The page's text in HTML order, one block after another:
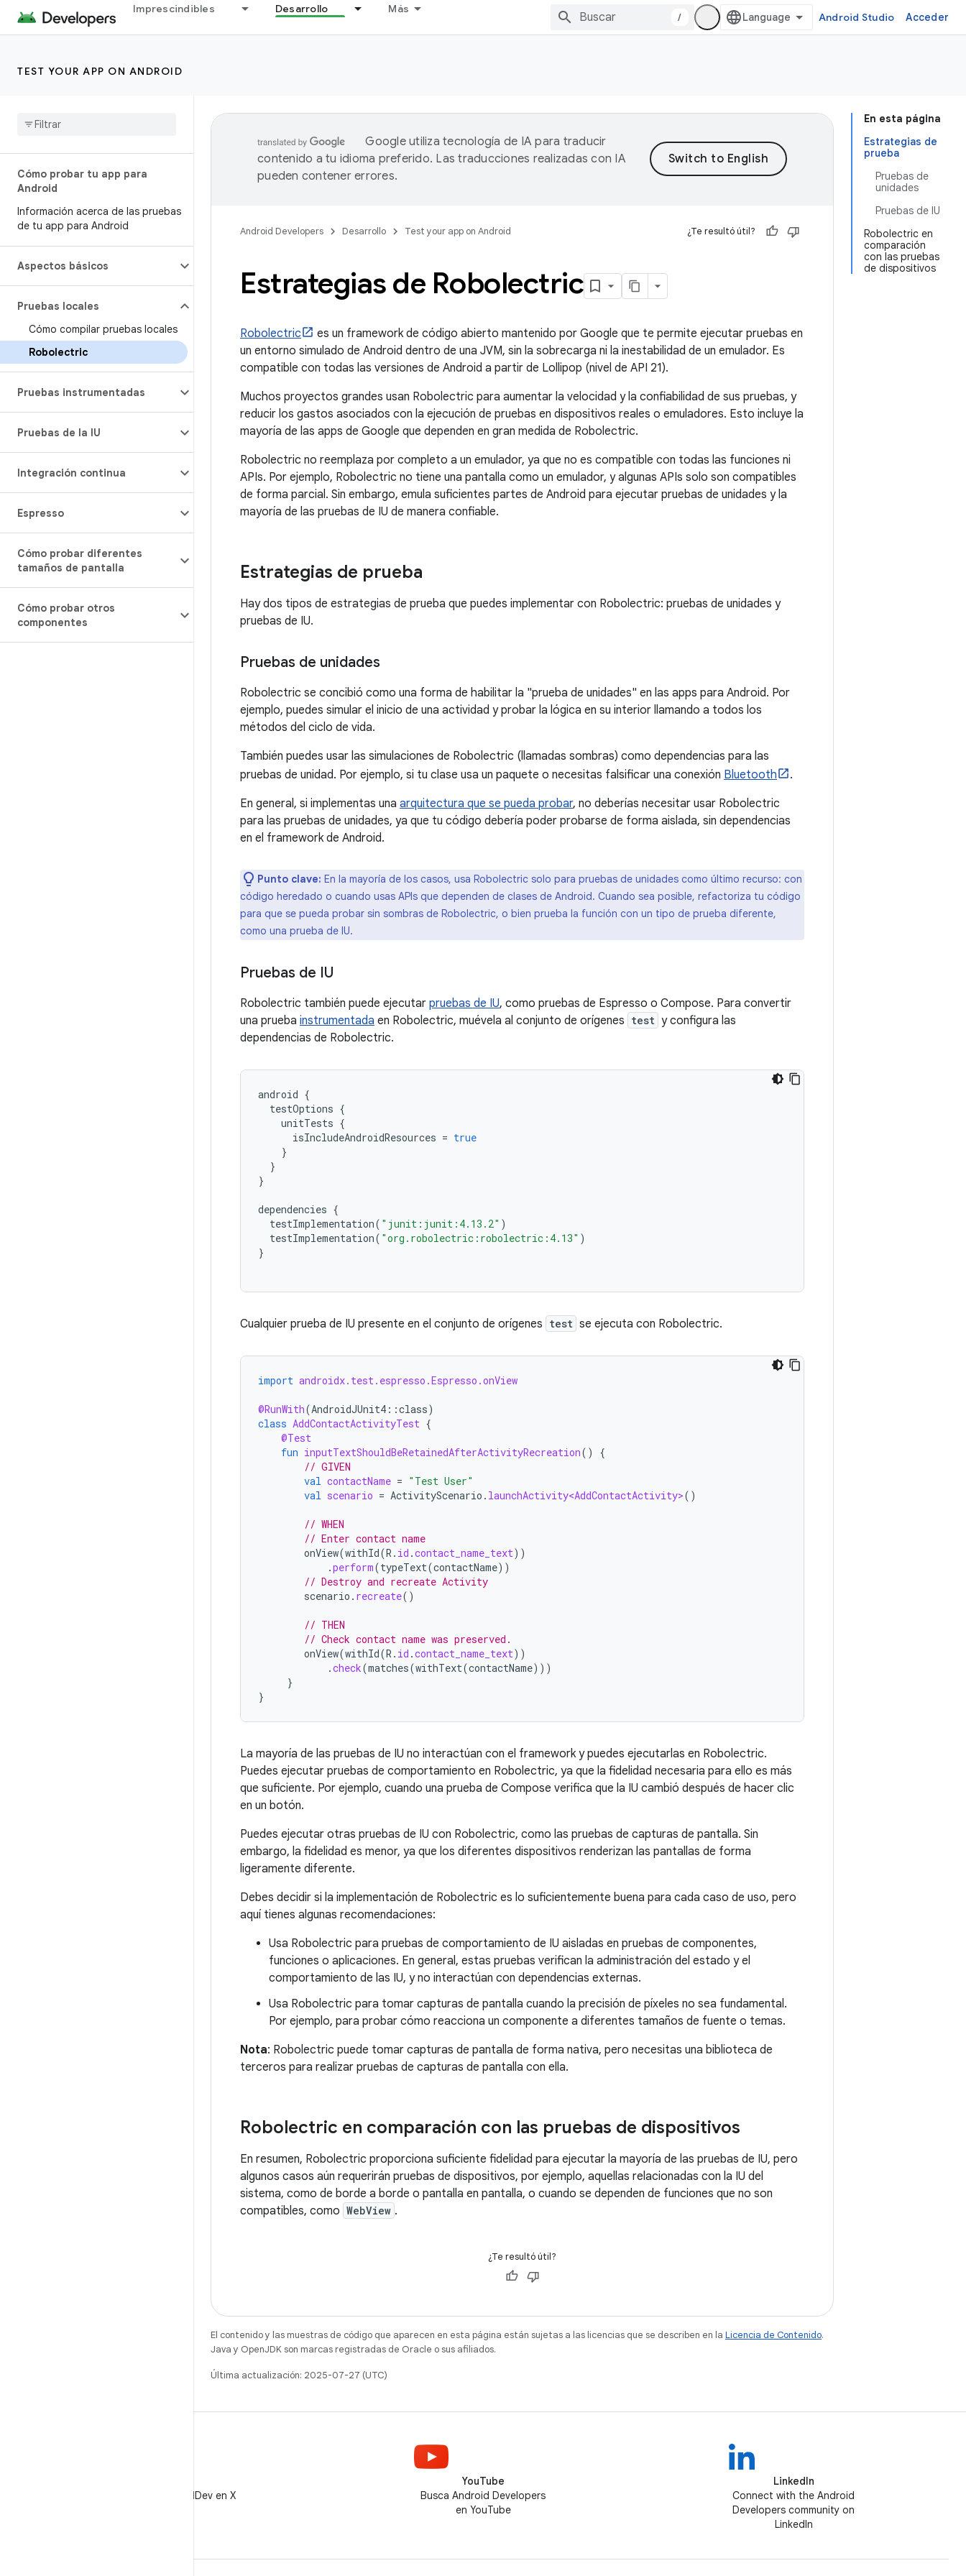
Imprescindibles Desarrollo Más
/ Android Studio Acceder
TEST YOUR APP ON ANDROID
Cómo probar tu app para
Android
Información acerca de las pruebas
de tu app para Android
Aspectos básicos
Pruebas locales
Cómo compilar pruebas locales
Robolectric
Pruebas instrumentadas
Pruebas de la IU
Integración continua
Espresso
Cómo probar diferentes
tamaños de pantalla
Cómo probar otros
componentes
En esta página
Estrategias de
prueba
Pruebas de
unidades
Pruebas de IU
Robolectric en
comparación
con las pruebas
de dispositivos
Google utiliza tecnología de IA para traducir
contenido a tu idioma preferido. Las traducciones realizadas con IA
pueden contener errores.
Android Developers Desarrollo Test your app on Android ¿Te resultó útil?
Estrategias de Robolectric
Robolectric
es un framework de código abierto mantenido por Google que te permite ejecutar pruebas en
un entorno simulado de Android dentro de una JVM, sin la sobrecarga ni la inestabilidad de un emulador. Es
compatible con todas las versiones de Android a partir de Lollipop (nivel de API 21).
Muchos proyectos grandes usan Robolectric para aumentar la velocidad y la confiabilidad de sus pruebas, y
reducir los gastos asociados con la ejecución de pruebas en dispositivos reales o emuladores. Esto incluye la
mayoría de las apps de Google que dependen en gran medida de Robolectric.
Robolectric no reemplaza por completo a un emulador, ya que no es compatible con todas las funciones ni
APIs. Por ejemplo, Robolectric no tiene una pantalla como un emulador, y algunas APIs solo son compatibles
de forma parcial. Sin embargo, emula suficientes partes de Android para ejecutar pruebas de unidades y la
mayoría de las pruebas de IU de manera confiable.
Estrategias de prueba
Hay dos tipos de estrategias de prueba que puedes implementar con Robolectric: pruebas de unidades y
pruebas de IU.
Pruebas de unidades
Robolectric se concibió como una forma de habilitar la "prueba de unidades" en las apps para Android. Por
ejemplo, puedes simular el inicio de una actividad y probar la lógica en su interior llamando a todos los
métodos del ciclo de vida.
También puedes usar las simulaciones de Robolectric (llamadas sombras) como dependencias para las
pruebas de unidad. Por ejemplo, si tu clase usa un paquete o necesitas falsificar una conexión Bluetooth
.
En general, si implementas una arquitectura que se pueda probar, no deberías necesitar usar Robolectric
para las pruebas de unidades, ya que tu código debería poder probarse de forma aislada, sin dependencias
en el framework de Android.
Punto clave: En la mayoría de los casos, usa Robolectric solo para pruebas de unidades como último recurso: con
código heredado o cuando usas APIs que dependen de clases de Android. Cuando sea posible, refactoriza tu código
para que se pueda probar sin sombras de Robolectric, o bien prueba la función con un tipo de prueba diferente,
como una prueba de IU.
Pruebas de IU
Robolectric también puede ejecutar pruebas de IU, como pruebas de Espresso o Compose. Para convertir
una prueba instrumentada en Robolectric, muévela al conjunto de orígenes test y configura las
dependencias de Robolectric.
android {
testOptions {
unitTests {
isIncludeAndroidResources = true
}
}
}
dependencies {
testImplementation( "junit:junit:4.13.2" )
testImplementation( "org.robolectric:robolectric:4.13" )
}
Cualquier prueba de IU presente en el conjunto de orígenes test se ejecuta con Robolectric.
import androidx.test.espresso.Espresso.onView
@RunWith(AndroidJUnit4 ::class)
class AddContactActivityTest {
@Test
fun inputTextShouldBeRetainedAfterActivityRecreation()
{
// GIVEN
val contactName = "Test User"
val scenario = ActivityScenario . launchActivity<AddContactActivity>()
// WHEN
// Enter contact name
onView(withId(R . id .contact_name_text))
.perform(typeText(contactName))
// Destroy and recreate Activity
scenario . recreate()
// THEN
// Check contact name was preserved.
onView(withId(R . id .contact_name_text))
.check(matches(withText(contactName)))
}
}
La mayoría de las pruebas de IU no interactúan con el framework y puedes ejecutarlas en Robolectric.
Puedes ejecutar pruebas de comportamiento en Robolectric, ya que la fidelidad necesaria para ello es más
que suficiente. Por ejemplo, cuando una prueba de Compose verifica que la IU cambió después de hacer clic
en un botón.
Puedes ejecutar otras pruebas de IU con Robolectric, como las pruebas de capturas de pantalla. Sin
embargo, la fidelidad es menor, ya que los diferentes dispositivos renderizan las pantallas de forma
ligeramente diferente.
Debes decidir si la implementación de Robolectric es lo suficientemente buena para cada caso de uso, pero
aquí tienes algunas recomendaciones:
Usa Robolectric para pruebas de comportamiento de IU aisladas en pruebas de componentes,
funciones o aplicaciones. En general, estas pruebas verifican la administración del estado y el
comportamiento de las IU, y no interactúan con dependencias externas.
Usa Robolectric para tomar capturas de pantalla cuando la precisión de píxeles no sea fundamental.
Por ejemplo, para probar cómo reacciona un componente a diferentes tamaños de fuente o temas.
Nota: Robolectric puede tomar capturas de pantalla de forma nativa, pero necesitas una biblioteca de
terceros para realizar pruebas de capturas de pantalla con ella.
Robolectric en comparación con las pruebas de dispositivos
En resumen, Robolectric proporciona suficiente fidelidad para ejecutar la mayoría de las pruebas de IU, pero
algunos casos aún requerirán pruebas de dispositivos, por ejemplo, aquellas relacionadas con la IU del
sistema, como de borde a borde o pantalla en pantalla, o cuando se dependen de funciones que no son
compatibles, como WebView .
¿Te resultó útil?
El contenido y las muestras de código que aparecen en esta página están sujetas a las licencias que se describen en la Licencia de Contenido.
Java y OpenJDK son marcas registradas de Oracle o sus afiliados.
Última actualización: 2025-07-27 (UTC)
Sigue a @AndroidDev en X
YouTube
Busca Android Developers
en YouTube
LinkedIn
Connect with the Android
Developers community on
LinkedIn